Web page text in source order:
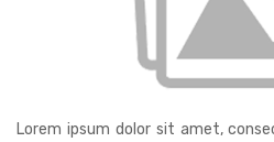
Lorem ipsum dolor sit amet,